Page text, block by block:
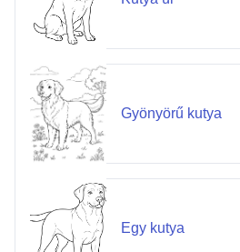
Gyönyörű kutya
Egy kutya